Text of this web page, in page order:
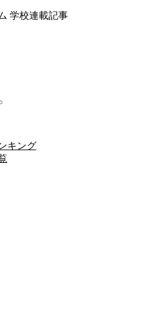
学校連載記事
キング